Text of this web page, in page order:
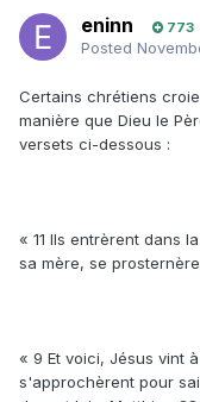
eninn 773
Posted
Certains chrétiens
manière que Dieu le
versets ci-dessous :
« 11 Ils entrèrent dans
sa mère, se
« 9 Et voici, Jésus vint
s'approchèrent pour